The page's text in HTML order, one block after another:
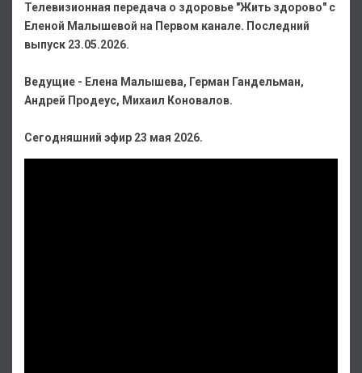
Телевизионная передача о здоровье "Жить здорово" с
Еленой Малышевой на Первом канале. Последний
выпуск 23.05.2026.
Ведущие - Елена Малышева, Герман Гандельман,
Андрей Продеус, Михаил Коновалов.
Сегодняшний эфир 23 мая 2026.